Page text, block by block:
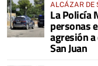
ALCÁZAR DE
La Policía
personas
agresión
San Juan